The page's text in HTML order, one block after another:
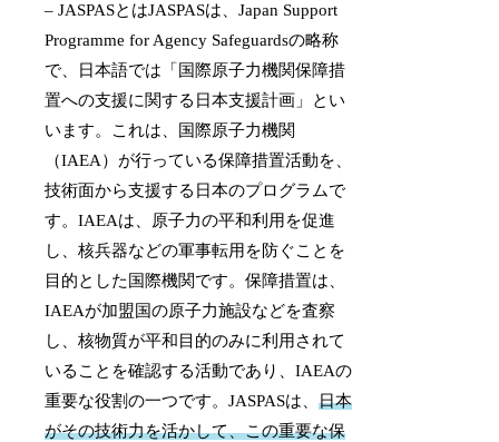
– JASPASとはJASPASは、Japan Support
Programme for Agency Safeguardsの略称
で、日本語では「国際原子力機関保障措
置への支援に関する日本支援計画」とい
います。これは、国際原子力機関
（IAEA）が行っている保障措置活動を、
技術面から支援する日本のプログラムで
す。IAEAは、原子力の平和利用を促進
し、核兵器などの軍事転用を防ぐことを
目的とした国際機関です。保障措置は、
IAEAが加盟国の原子力施設などを査察
し、核物質が平和目的のみに利用されて
いることを確認する活動であり、IAEAの
重要な役割の一つです。JASPASは、日本
がその技術力を活かして、この重要な保